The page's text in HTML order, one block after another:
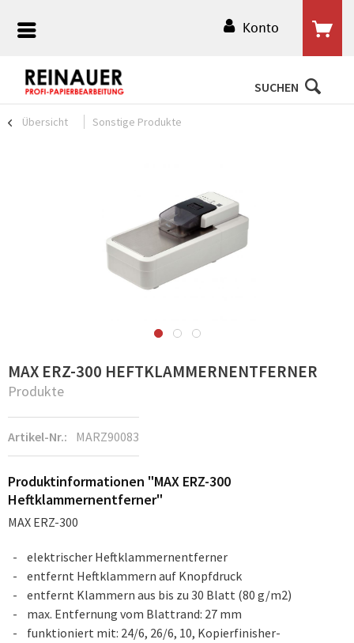
Konto
SUCHEN
Übersicht Sonstige Produkte
MAX ERZ-300 HEFTKLAMMERNENTFERNER
Produkte
Artikel-Nr.: MARZ90083
Produktinformationen "MAX ERZ-300
Heftklammernentferner"
MAX ERZ-300
elektrischer Heftklammernentferner
entfernt Heftklammern auf Knopfdruck
entfernt Klammern aus bis zu 30 Blatt (80 g/m2)
max. Entfernung vom Blattrand: 27 mm
funktioniert mit: 24/6, 26/6, 10, Kopierfinisher-